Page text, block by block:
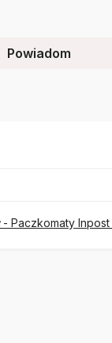
Powiadom
- Paczkomaty